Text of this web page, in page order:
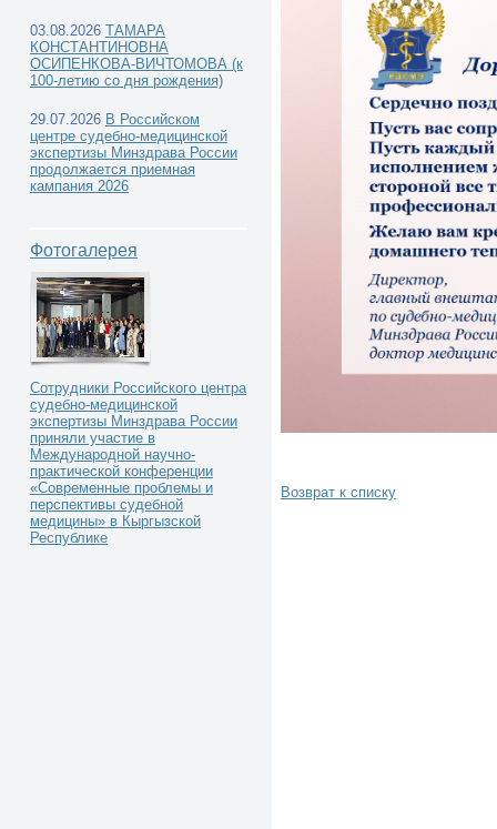
03.08.2026 ТАМАРА
КОНСТАНТИНОВНА
ОСИПЕНКОВА-ВИЧТОМОВА (к
100-летию со дня рождения)
29.07.2026 В Российском
центре судебно-медицинской
экспертизы Минздрава России
продолжается приемная
кампания 2026
Фотогалерея
Сотрудники Российского центра
судебно-медицинской
экспертизы Минздрава России
приняли участие в
Международной научно-
практической конференции
«Современные проблемы и
перспективы судебной
медицины» в Кыргызской
Республике
Возврат к списку